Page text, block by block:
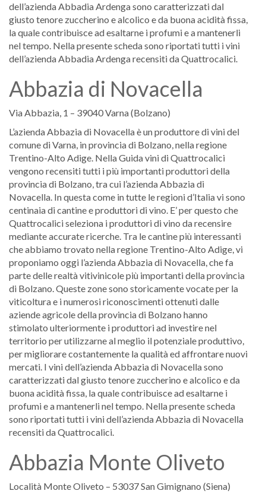
dell’azienda Abbadia Ardenga sono caratterizzati dal
giusto tenore zuccherino e alcolico e da buona acidità fissa,
la quale contribuisce ad esaltarne i profumi e a mantenerli
nel tempo. Nella presente scheda sono riportati tutti i vini
dell’azienda Abbadia Ardenga recensiti da Quattrocalici.
Abbazia di Novacella
Via Abbazia, 1 – 39040 Varna (Bolzano)
L’azienda Abbazia di Novacella è un produttore di vini del
comune di Varna, in provincia di Bolzano, nella regione
Trentino-Alto Adige. Nella Guida vini di Quattrocalici
vengono recensiti tutti i più importanti produttori della
provincia di Bolzano, tra cui l’azienda Abbazia di
Novacella. In questa come in tutte le regioni d’Italia vi sono
centinaia di cantine e produttori di vino. E’ per questo che
Quattrocalici seleziona i produttori di vino da recensire
mediante accurate ricerche. Tra le cantine più interessanti
che abbiamo trovato nella regione Trentino-Alto Adige, vi
proponiamo oggi l’azienda Abbazia di Novacella, che fa
parte delle realtà vitivinicole più importanti della provincia
di Bolzano. Queste zone sono storicamente vocate per la
viticoltura e i numerosi riconoscimenti ottenuti dalle
aziende agricole della provincia di Bolzano hanno
stimolato ulteriormente i produttori ad investire nel
territorio per utilizzarne al meglio il potenziale produttivo,
per migliorare costantemente la qualità ed affrontare nuovi
mercati. I vini dell’azienda Abbazia di Novacella sono
caratterizzati dal giusto tenore zuccherino e alcolico e da
buona acidità fissa, la quale contribuisce ad esaltarne i
profumi e a mantenerli nel tempo. Nella presente scheda
sono riportati tutti i vini dell’azienda Abbazia di Novacella
recensiti da Quattrocalici.
Abbazia Monte Oliveto
Località Monte Oliveto – 53037 San Gimignano (Siena)